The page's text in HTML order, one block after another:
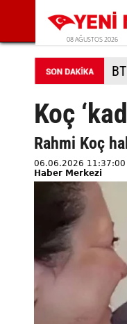
08 AĞUSTOS 2026
Koç
Rahmi Koç
06.06.2026 11:37:00
Haber Merkezi